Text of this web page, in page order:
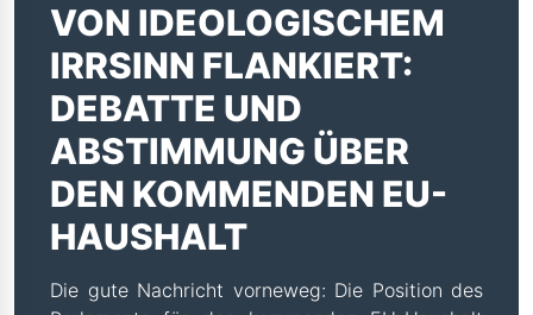
VON IDEOLOGISCHEM
IRRSINN FLANKIERT:
DEBATTE UND
ABSTIMMUNG ÜBER
DEN KOMMENDEN EU-
HAUSHALT
Die gute Nachricht vorneweg: Die Position des